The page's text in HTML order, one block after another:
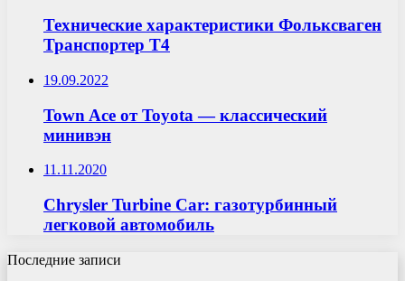
Технические характеристики Фольксваген
Транспортер Т4
19.09.2022
Town Ace от Toyota — классический
минивэн
11.11.2020
Chrysler Turbine Car: газотурбинный
легковой автомобиль
Последние записи